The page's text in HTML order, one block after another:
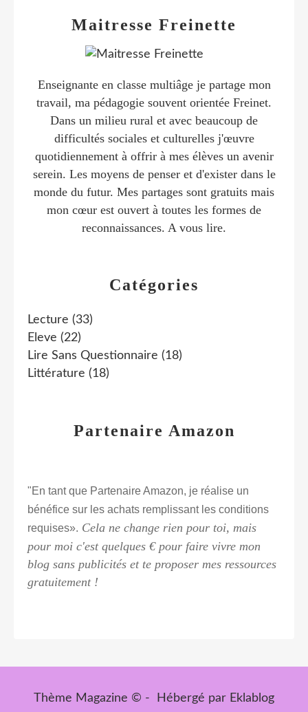
Catégories
Lecture (33)
Eleve (22)
Lire Sans Questionnaire (18)
Littérature (18)
Maitresse Freinette
Enseignante en classe multiâge je partage mon
travail, ma pédagogie souvent orientée Freinet.
Dans un milieu rural et avec beaucoup de
difficultés sociales et culturelles j'œuvre
quotidiennement à offrir à mes élèves un avenir
serein. Les moyens de penser et d'exister dans le
monde du futur. Mes partages sont gratuits mais
mon cœur est ouvert à toutes les formes de
reconnaissances. A vous lire.
Partenaire Amazon
"En tant que Partenaire Amazon, je réalise un
bénéfice sur les achats remplissant les conditions
requises». Cela ne change rien pour toi, mais
pour moi c'est quelques € pour faire vivre mon
blog sans publicités et te proposer mes ressources
gratuitement !
Thème Magazine © - Hébergé par Eklablog